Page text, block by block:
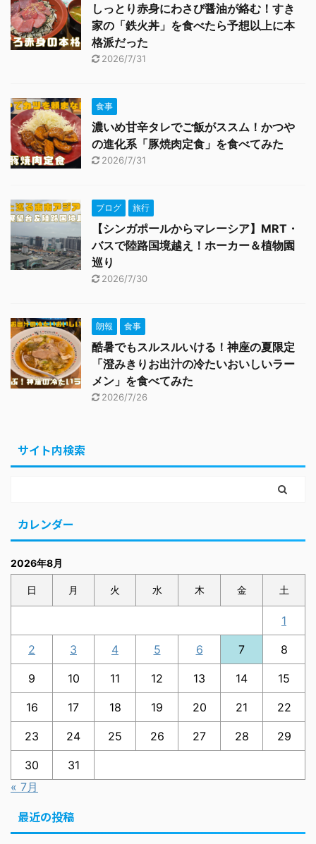
しっとり赤身にわさび醤油が絡む！すき
家の「鉄火丼」を食べたら予想以上に本
格派だった
2026/7/31
食事
濃いめ甘辛タレでご飯がススム！かつや
の進化系「豚焼肉定食」を食べてみた
2026/7/31
ブログ 旅行
【シンガポールからマレーシア】MRT・
バスで陸路国境越え！ホーカー＆植物園
巡り
2026/7/30
朗報 食事
酷暑でもスルスルいける！神座の夏限定
「澄みきりお出汁の冷たいおいしいラー
メン」を食べてみた
2026/7/26
サイト内検索
カレンダー
2026年8月
日 月 火 水 木 金 土
1
2 3 4 5 6 7 8
9 10 11 12 13 14 15
16 17 18 19 20 21 22
23 24 25 26 27 28 29
30
31
« 7月
最近の投稿